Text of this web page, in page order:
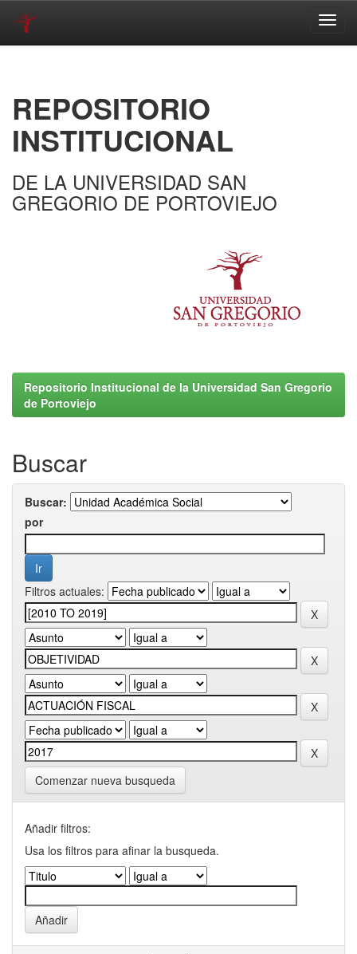
REPOSITORIO
INSTITUCIONAL
DE LA UNIVERSIDAD SAN
GREGORIO DE PORTOVIEJO
Repositorio Institucional de la Universidad San Gregorio
de Portoviejo
Buscar
Buscar:
por
Filtros actuales:
Comenzar nueva busqueda
Añadir filtros:
Usa los filtros para afinar la busqueda.